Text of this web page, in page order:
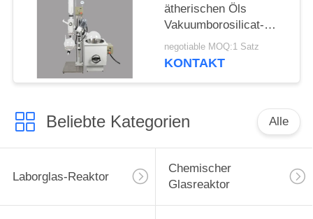
ätherischen Öls
Vakuumborosilicat-
Glas-Teile des
Destillations-Reaktor-
negotiable MOQ:1 Satz
KONTAKT
Beliebte Kategorien Alle
Laborglas-Reaktor
Chemischer
Glasreaktor